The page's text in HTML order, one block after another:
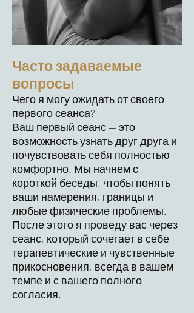
Часто задаваемые
вопросы
Чего я могу ожидать от своего
первого сеанса?
Ваш первый сеанс — это
возможность узнать друг друга и
почувствовать себя полностью
комфортно. Мы начнем с
короткой беседы, чтобы понять
ваши намерения, границы и
любые физические проблемы.
После этого я проведу вас через
сеанс, который сочетает в себе
терапевтические и чувственные
прикосновения, всегда в вашем
темпе и с вашего полного
согласия.